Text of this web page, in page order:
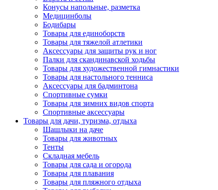
Конусы напольные, разметка
Медицинболы
Бодибары
Товары для единоборств
Товары для тяжелой атлетики
Аксессуары для защиты рук и ног
Палки для скандинавской ходьбы
Товары для художественной гимнастики
Товары для настольного тенниса
Аксессуары для бадминтона
Спортивные сумки
Товары для зимних видов спорта
Спортивные аксессуары
Товары для дачи, туризма, отдыха
Шашлыки на даче
Товары для животных
Тенты
Складная мебель
Товары для сада и огорода
Товары для плавания
Товары для пляжного отдыха